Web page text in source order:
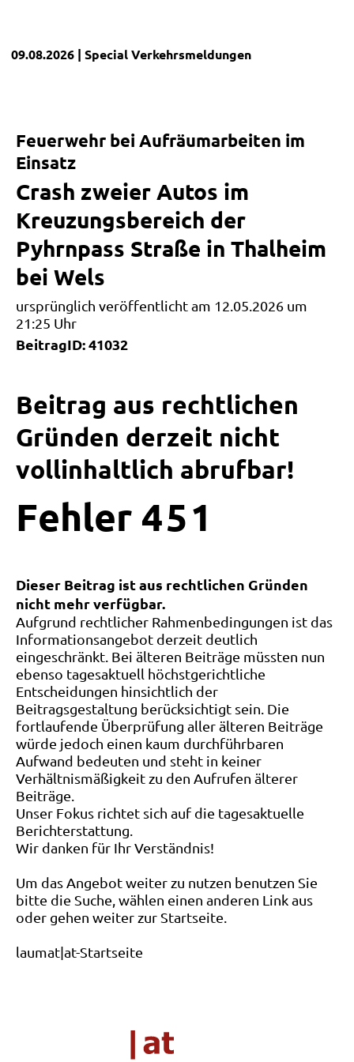
09.08.2026 | SpecialVerkehrsmeldungen
Feuerwehr bei Aufräumarbeiten im
Einsatz
Crash zweier Autos im
Kreuzungsbereich der
Pyhrnpass Straße in Thalheim
bei Wels
ursprünglich veröffentlicht am 12.05.2026 um
21:25 Uhr
BeitragID: 41032
Beitrag aus rechtlichen
Gründen derzeit nicht
vollinhaltlich abrufbar!
Fehler 4 5 1
Dieser Beitrag ist aus rechtlichen Gründen
nicht mehr verfügbar.
Aufgrund rechtlicher Rahmenbedingungen ist das
Informationsangebot derzeit deutlich
eingeschränkt. Bei älteren Beiträge müssten nun
ebenso tagesaktuell höchstgerichtliche
Entscheidungen hinsichtlich der
Beitragsgestaltung berücksichtigt sein. Die
fortlaufende Überprüfung aller älteren Beiträge
würde jedoch einen kaum durchführbaren
Aufwand bedeuten und steht in keiner
Verhältnismäßigkeit zu den Aufrufen älterer
Beiträge.
Unser Fokus richtet sich auf die tagesaktuelle
Berichterstattung.
Wir danken für Ihr Verständnis!
Um das Angebot weiter zu nutzen benutzen Sie
bitte die Suche, wählen einen anderen Link aus
oder gehen weiter zur Startseite.
laumat|at-Startseite